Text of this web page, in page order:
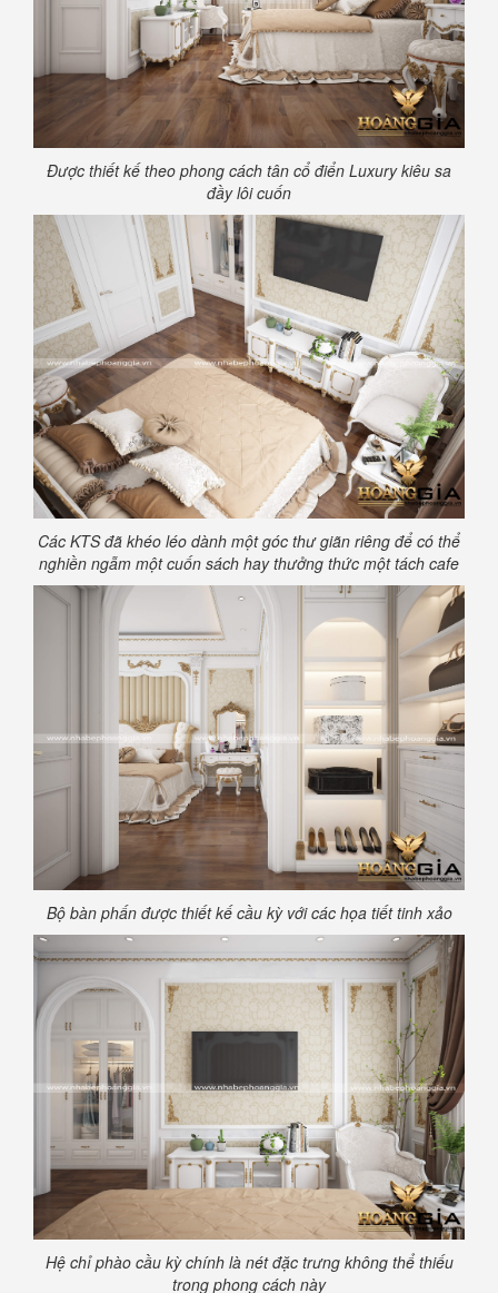
Được thiết kế theo phong cách tân cổ điển Luxury kiêu sa
đầy lôi cuốn
Các KTS đã khéo léo dành một góc thư giãn riêng để có thể
nghiền ngẫm một cuốn sách hay thưởng thức một tách cafe
Bộ bàn phấn được thiết kế cầu kỳ với các họa tiết tinh xảo
Hệ chỉ phào cầu kỳ chính là nét đặc trưng không thể thiếu
trong phong cách này